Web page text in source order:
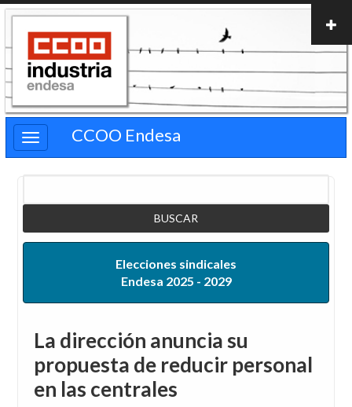
Pasar
contenido
principal
CCOO Endesa
Elecciones sindicales
Endesa 2025 - 2029
La dirección anuncia su
propuesta de reducir personal
en las centrales